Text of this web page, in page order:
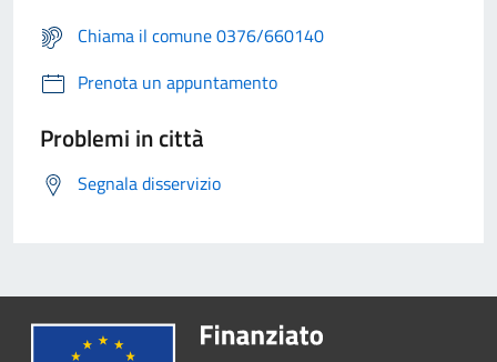
Chiama il comune 0376/660140
Prenota un appuntamento
Problemi in città
Segnala disservizio